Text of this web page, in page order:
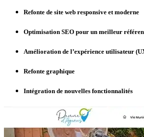
Refonte de site web responsive et moderne
Optimisation SEO pour un meilleur
Amélioration de l’expérience utilisateur
Refonte graphique
Intégration de nouvelles fonctionnalités